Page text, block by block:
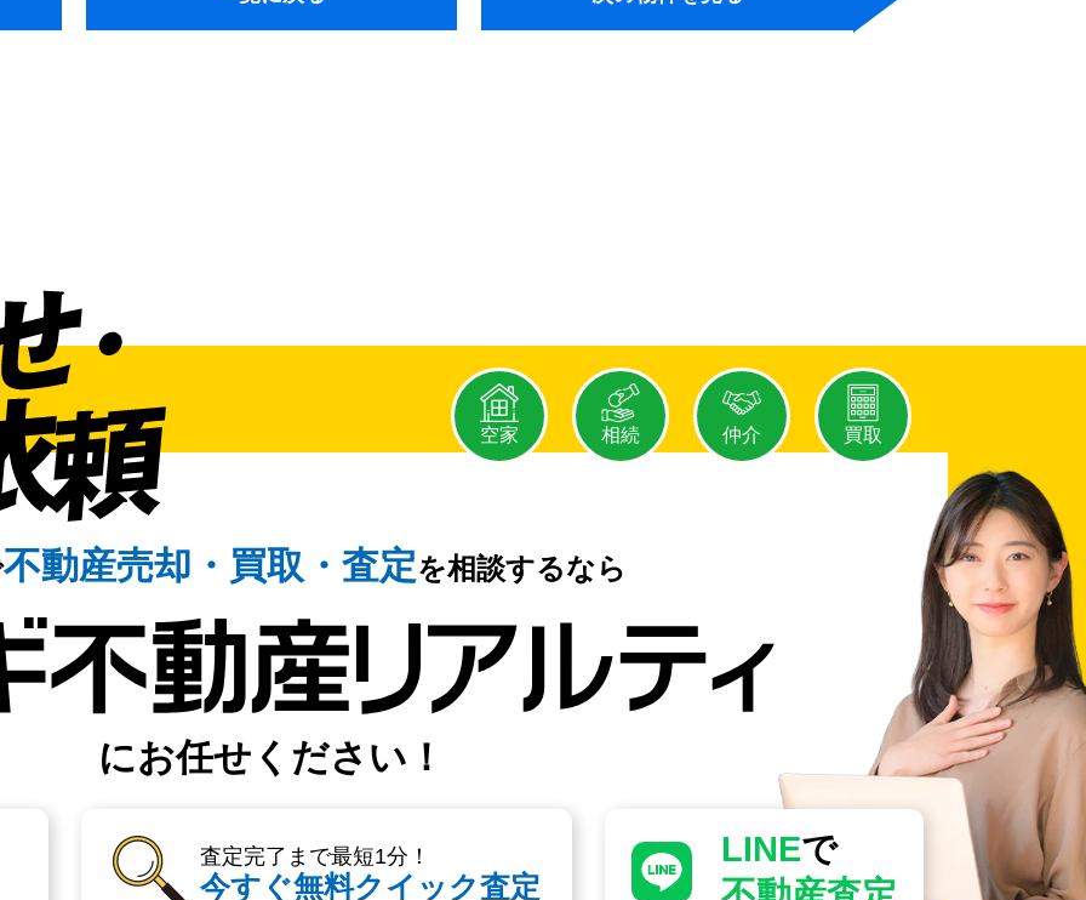
空家 相続 仲介 買取
不動産売却・ 買取・査定を相談するなら
にお任せください！
査定完了まで最短1分！
今すぐ無料クイック査定
LINEで